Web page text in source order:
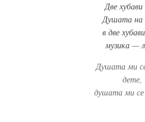
Две хубави
Душата на
в две
музика —
Душата ми
дете,
душата ми